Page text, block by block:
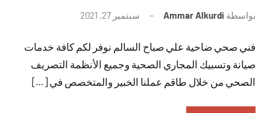
بواسطة Ammar Alkurdi سبتمبر 27, 2021
تعليقات
فني صحي ضاحية علي صباح السالم نوفر لكم كافة خدمات
صيانة وتسبيك المجاري الصحية وجميع الأنظمة التصريف
الصحي من خلال طاقم عملنا الخبير والمتخصص في […]